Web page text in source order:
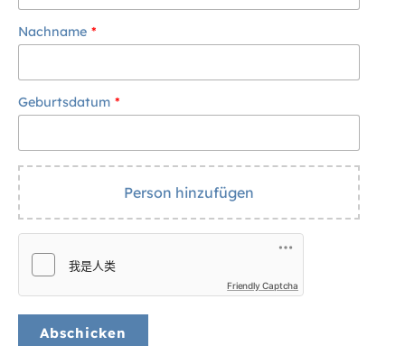
Nachname
Geburtsdatum
Person hinzufügen
Friendly Captcha